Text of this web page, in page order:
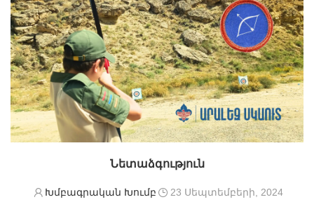
Նետաձգություն
Խմբագրական Խումբ 23 Սեպտեմբերի, 2024